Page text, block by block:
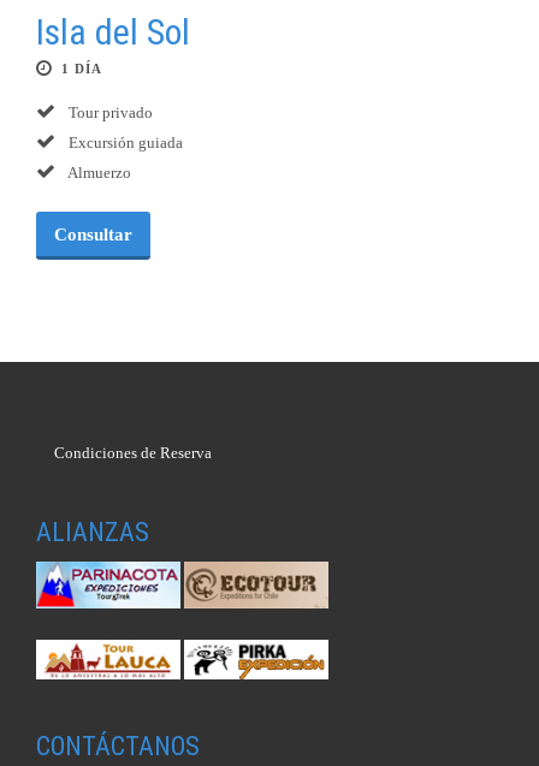
Isla del Sol
1 DÍA
Tour privado
Excursión guiada
Almuerzo
Consultar
Condiciones de Reserva
ALIANZAS
CONTÁCTANOS